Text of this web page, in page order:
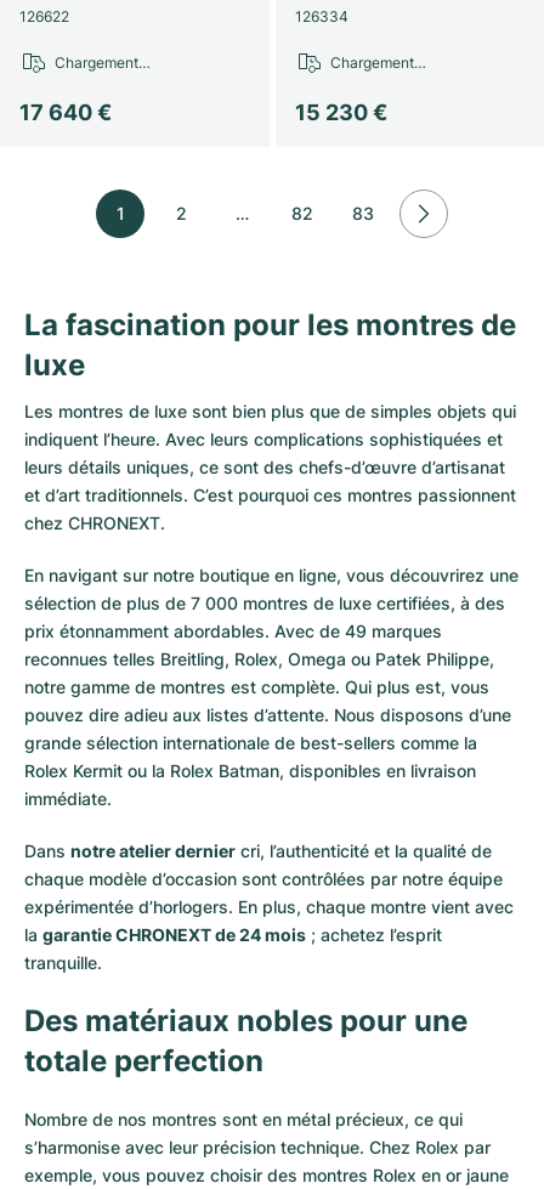
126622
17 640 €
Chargement…
126334
15 230 €
Chargement…
1 2 … 82 83
La fascination pour les montres de
luxe
Les montres de luxe sont bien plus que de simples objets qui
indiquent l’heure. Avec leurs complications sophistiquées et
leurs détails uniques, ce sont des chefs-d’œuvre d’artisanat
et d’art traditionnels. C’est pourquoi ces montres passionnent
chez CHRONEXT.
En navigant sur notre boutique en ligne, vous découvrirez une
sélection de plus de 7 000 montres de luxe certifiées, à des
prix étonnamment abordables. Avec de 49 marques
reconnues telles Breitling, Rolex, Omega ou Patek Philippe,
notre gamme de montres est complète. Qui plus est, vous
pouvez dire adieu aux listes d’attente. Nous disposons d’une
grande sélection internationale de best-sellers comme la
Rolex Kermit ou la Rolex Batman, disponibles en livraison
immédiate.
Dans notre atelier dernier cri, l’authenticité et la qualité de
chaque modèle d’occasion sont contrôlées par notre équipe
expérimentée d’horlogers. En plus, chaque montre vient avec
la garantie CHRONEXT de 24 mois ; achetez l’esprit
tranquille.
Des matériaux nobles pour une
totale perfection
Nombre de nos montres sont en métal précieux, ce qui
s’harmonise avec leur précision technique. Chez Rolex par
exemple, vous pouvez choisir des montres Rolex en or jaune